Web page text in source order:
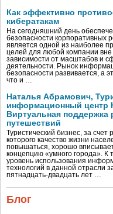
Как эффективно
кибератакам
На сегодняшний день
безопасности корпоративных
является одной из наиболее
целей для любой компании вне
зависимости от масштабов и
деятельности. Рынок
безопасности развивается, а
что и …
Наталья Абрамович,
информационный центр
Виртуальная поддержка
путешествий
Туристический бизнес, за счет
которого качество жизни
повышаться, хорошо
концепцию «умного города». К
уровень использования
технологий в данной отрасли
пятнадцать-двадцать лет …
Блог